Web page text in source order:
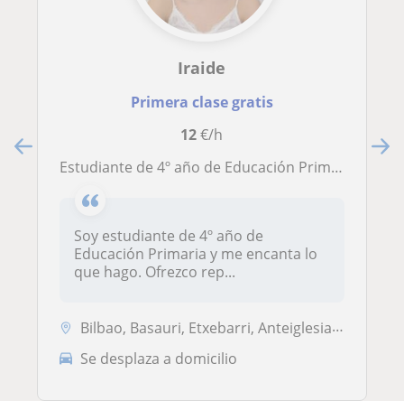
Iraide
Primera clase gratis
12€/h
Estudiante de 4º año de Educación Primaria ofrece clases particulares
Soy estudiante de 4º año de
Educación Primaria y me encanta lo
que hago. Ofrezco rep...
Bilbao, Basauri, Etxebarri, Anteiglesia de San Esteban-Etxebarri Do, ...
Se desplaza a domicilio